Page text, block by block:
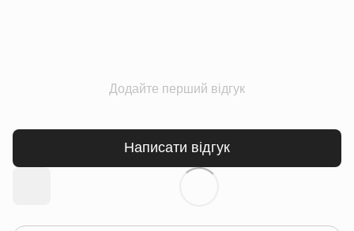
Додайте перший відгук
Написати відгук